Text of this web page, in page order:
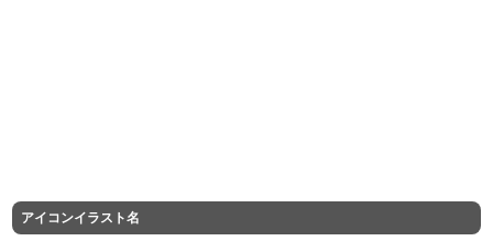
アイコンイラスト名